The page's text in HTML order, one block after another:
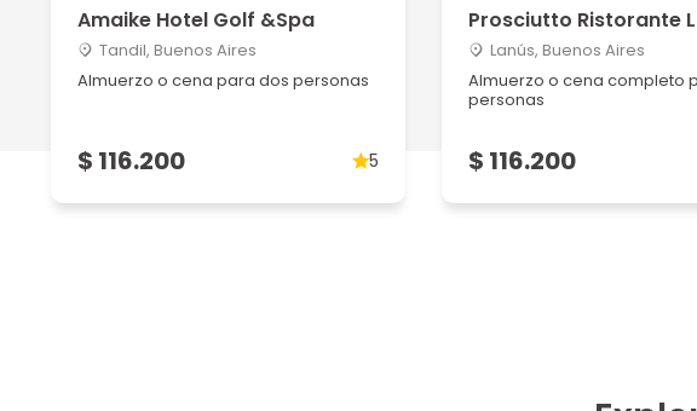
Amaike Hotel Golf &Spa
Tandil, Buenos Aires
Almuerzo o cena para dos personas
$ 116.200 5
Prosciutto Ristorante
Lanús, Buenos Aires
Almuerzo o cena completo
personas
$ 116.200